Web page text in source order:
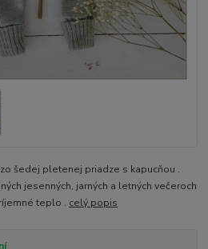
šedej pletenej priadze s kapucňou .
jesenných, jarných a letných večeroch
teplo . celý popis